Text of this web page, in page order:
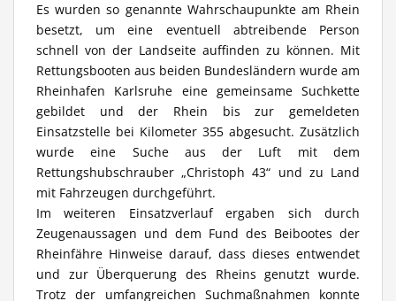
Es wurden so genannte Wahrschaupunkte am Rhein
besetzt, um eine eventuell abtreibende Person
schnell von der Landseite auffinden zu können. Mit
Rettungsbooten aus beiden Bundesländern wurde am
Rheinhafen Karlsruhe eine gemeinsame Suchkette
gebildet und der Rhein bis zur gemeldeten
Einsatzstelle bei Kilometer 355 abgesucht. Zusätzlich
wurde eine Suche aus der Luft mit dem
Rettungshubschrauber „Christoph 43“ und zu Land
mit Fahrzeugen durchgeführt.
Im weiteren Einsatzverlauf ergaben sich durch
Zeugenaussagen und dem Fund des Beibootes der
Rheinfähre Hinweise darauf, dass dieses entwendet
und zur Überquerung des Rheins genutzt wurde.
Trotz der umfangreichen Suchmaßnahmen konnte